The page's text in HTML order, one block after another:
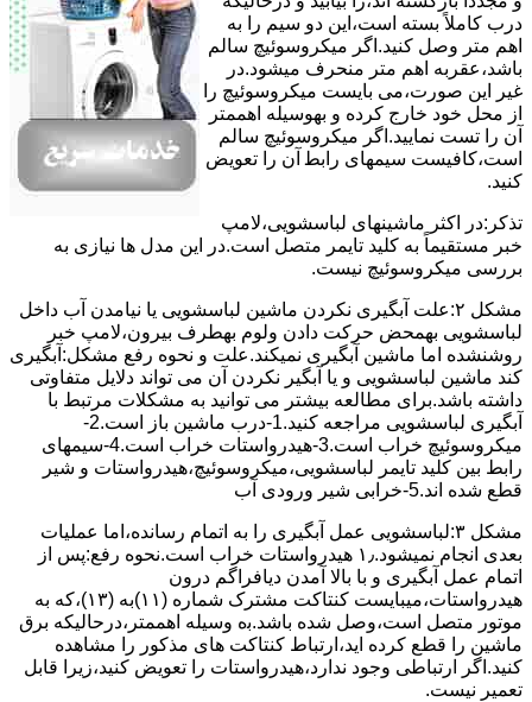
درب کاملاً ﺑﺴﺘﻪ اﺳﺖ،اﯾﻦ دو ﺳﯿﻢ را ﺑﻪ
اﻫﻢ ﻣﺘﺮ وصل کنید.اﮔﺮ ﻣﯿﮑﺮوﺳﻮﺋﯿﭻ ﺳﺎﻟﻢ
ﺑﺎﺷﺪ،ﻋﻘﺮﺑﻪ اهم متر ﻣﻨﺤﺮف میشود.در
ﻏﯿﺮ اﯾﻦ ﺻﻮرت،می بایست ﻣﯿﮑﺮوﺳﻮﺋﯿﭻ را
از ﻣﺤﻞ خود ﺧﺎرج کرده و بهوسیله اهممتر
آن را ﺗﺴﺖ ﻧﻤﺎﯾﯿﺪ.اﮔﺮ ﻣﯿﮑﺮوﺳﻮﺋﯿﭻ ﺳﺎﻟﻢ
اﺳﺖ،ﮐﺎﻓﯿﺴﺖ سیمهای راﺑﻄ آن را ﺗﻌﻮﯾﺾ
کنید.
ﺗﺬﮐﺮ:در اﮐﺜﺮ ماشینهای لباسشویی،ﻻﻣﭗ
ﺧﺒﺮ مستقیماً ﺑﻪ ﮐﻠﯿﺪ ﺗﺎﯾﻤﺮ ﻣﺘﺼﻞ اﺳﺖ.در اﯾﻦ مدل ها ﻧﯿﺎزی ﺑﻪ
بررسی ﻣﯿﮑﺮوﺳﻮﺋﯿﭻ نیست.
مشکل ۲:علت آبگیری نکردن ماشین لباسشویی یا نیامدن آب داخل
لباسشویی بهمحض ﺣﺮﮐﺖ دادن وﻟﻮم بهطرف ﺑﯿﺮون،ﻻﻣﭗ ﺧﺒﺮ
روشنشده اﻣﺎ ﻣﺎﺷﯿﻦ آﺑﮕﯿﺮی نمیکند.ﻋﻠﺖ و نحوه رﻓﻊ مشکل:آبگیری
کند ماشین لباسشویی و یا آبگیر نکردن آن می تواند دلایل متفاوتی
داشته باشد.برای مطالعه بیشتر می توانید به مشکلات مرتبط با
آبگیری لباسشویی مراجعه کنید.1-درب ﻣﺎﺷﯿﻦ ﺑﺎز اﺳﺖ.2-
ﻣﯿﮑﺮوﺳﻮﺋﯿﭻ ﺧﺮاب اﺳﺖ.3-ﻫﯿﺪرواﺳﺘﺎت ﺧﺮاب اﺳﺖ.4-سیمهای
راﺑﻂ ﺑﯿﻦ ﮐﻠﯿﺪ ﺗﺎﯾﻤﺮ لباسشویی،ﻣﯿﮑﺮوﺳﻮﺋﯿﭻ،ﻫﯿﺪرواﺳﺘﺎت و ﺷﯿﺮ
ﻗﻄﻊ ﺷﺪه اند.5-خرابی شیر ورودی آب
مشکل ۳:لباسشویی ﻋﻤﻞ آﺑﮕﯿﺮی را ﺑﻪ اﺗﻤﺎم رﺳﺎﻧﺪه،اﻣﺎ ﻋﻤﻠﯿﺎت
ﺑﻌﺪی اﻧﺠﺎم نمیشود.۱٫ ﻫﯿﺪرواﺳﺘﺎت ﺧﺮاب اﺳﺖ.نحوه رﻓﻊ:ﭘﺲ از
اﺗﻤﺎم عمل آﺑﮕﯿﺮی و ﺑﺎ ﺑﺎﻻ آﻣﺪن دﯾﺎﻓﺮاﮔﻢ درون
ﻫﯿﺪرواﺳﺘﺎت،میبایست ﮐﻨﺘﺎﮐﺖ ﻣﺸﺘﺮک شماره (۱۱)به (۱۳)،ﮐﻪ ﺑﻪ
ﻣﻮﺗﻮر ﻣﺘﺼﻞ اﺳﺖ،وﺻﻞ ﺷﺪه ﺑﺎﺷﺪ.ﺑه وسیله اهممتر،درحالیکه ﺑﺮق
ﻣﺎﺷﯿﻦ را ﻗﻄﻊ کرده اید،ارﺗﺒﺎط ﮐﻨﺘﺎﮐﺖ ﻫﺎی ﻣﺬﮐﻮر را ﻣﺸﺎﻫﺪه
کنید.اﮔﺮ ارﺗﺒﺎطی وجود ندارد،ﻫﯿﺪرواﺳﺘﺎت را ﺗﻌﻮﯾﺾ ﮐﻨﯿﺪ،زﯾﺮا قابل
ﺗﻌﻤﯿﺮ نیست.